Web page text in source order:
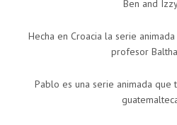
Ben and
Hecha en Croacia la serie
profesor
Pablo es una serie animada que